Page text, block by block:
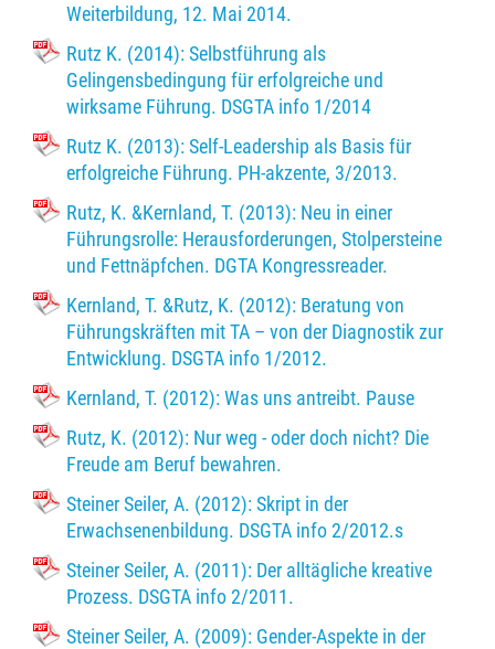
Weiterbildung, 12. Mai 2014.
Rutz K. (2014): Selbstführung als
Gelingensbedingung für erfolgreiche und
wirksame Führung. DSGTA info 1/2014
Rutz K. (2013): Self-Leadership als Basis für
erfolgreiche Führung. PH-akzente, 3/2013.
Rutz, K. &Kernland, T. (2013): Neu in einer
Führungsrolle: Herausforderungen, Stolpersteine
und Fettnäpfchen. DGTA Kongressreader.
Kernland, T. &Rutz, K. (2012): Beratung von
Führungskräften mit TA – von der Diagnostik zur
Entwicklung. DSGTA info 1/2012.
Kernland, T. (2012): Was uns antreibt. Pause
Rutz, K. (2012): Nur weg - oder doch nicht? Die
Freude am Beruf bewahren.
Steiner Seiler, A. (2012): Skript in der
Erwachsenenbildung. DSGTA info 2/2012.s
Steiner Seiler, A. (2011): Der alltägliche kreative
Prozess. DSGTA info 2/2011.
Steiner Seiler, A. (2009): Gender-Aspekte in der